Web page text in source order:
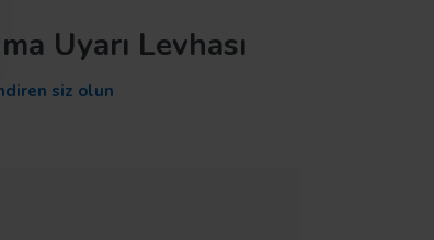
Uyarı Levhası
siz olun